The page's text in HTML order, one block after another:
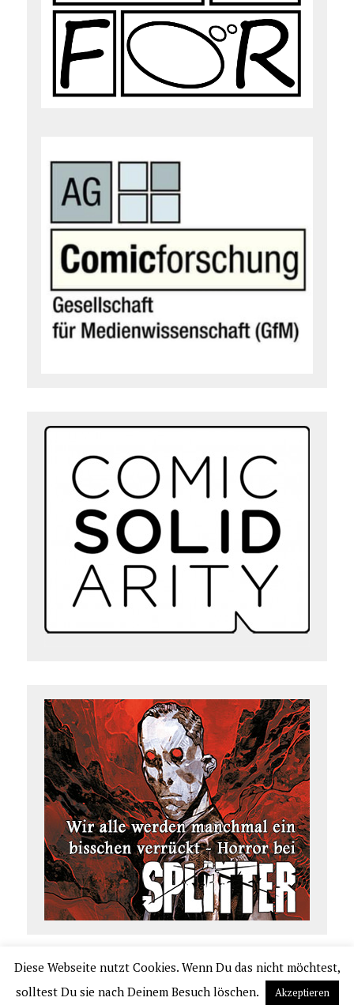
COPYRIGHT 2026 | COMIC.DE
Diese Webseite nutzt Cookies. Wenn Du das nicht möchtest,
solltest Du sie nach Deinem Besuch löschen.
Akzeptieren